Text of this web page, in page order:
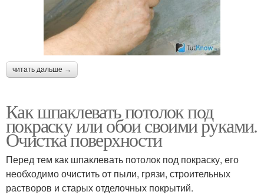
читать дальше →
Как шпаклевать потолок под
покраску или обои своими руками.
Очистка поверхности
Перед тем как шпаклевать потолок под покраску, его
необходимо очистить от пыли, грязи, строительных
растворов и старых отделочных покрытий.